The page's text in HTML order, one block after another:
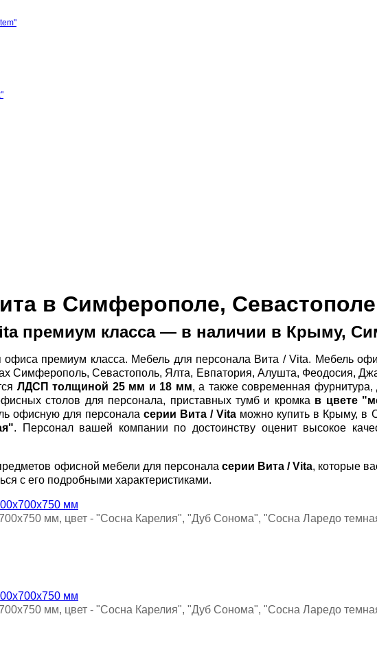
в Симферополе,
премиум класса — в наличии в Крыму,
премиум класса. Мебель для персонала Вита / Vita. Мебель
Симферополь, Севастополь, Ялта, Евпатория, Алушта, Феодосия,
ЛДСП толщиной 25 мм и 18 мм, а также современная фурнитура,
столов для персонала, приставных тумб и кромка в цвете
офисную для персонала серии Вита / Vita можно купить в Крыму, в
. Персонал вашей компании по достоинству оценит высокое
офисной мебели для персонала серии Вита / Vita, которые
с его подробными характеристиками.
мм, цвет - "Сосна Карелия", "Дуб Сонома", "Сосна Ларедо
мм, цвет - "Сосна Карелия", "Дуб Сонома", "Сосна Ларедо